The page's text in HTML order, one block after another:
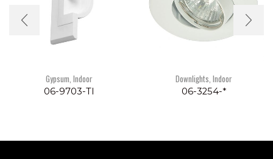
Gypsum, Indoor
06-9703-TI
Downlights,Indoor
06-3254-*